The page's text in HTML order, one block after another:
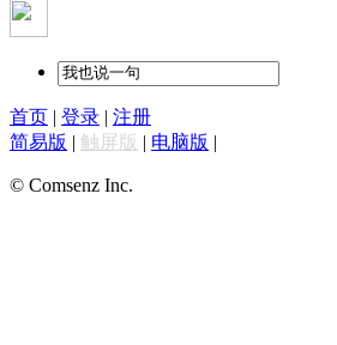
首页 | 登录 | 注册
简易版 | 触屏版 | 电脑版 |
© Comsenz Inc.